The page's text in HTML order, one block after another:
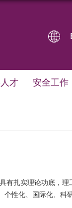
才 安全工作
有扎实理论功底，理
性化、国际化、科